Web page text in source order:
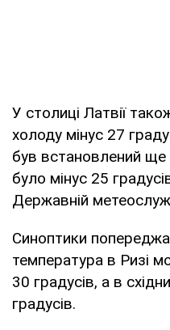
У столиці Латвії
холоду мінус 27
був встановлений ще
було мінус 25
Державній
Синоптики
температура в Ризі
30 градусів, а в
градусів.